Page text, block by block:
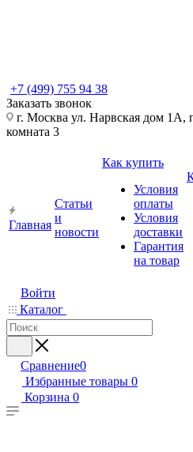
+7 (499) 755 94 38
Заказать звонок
г. Москва ул. Нарвская дом 1А,
комната 3
Главная
Статьи
и
новости
Как купить
Условия
оплаты
Условия
доставки
Гарантия
на товар
Войти
Каталог
Сравнение0
Избранные товары 0
Корзина 0